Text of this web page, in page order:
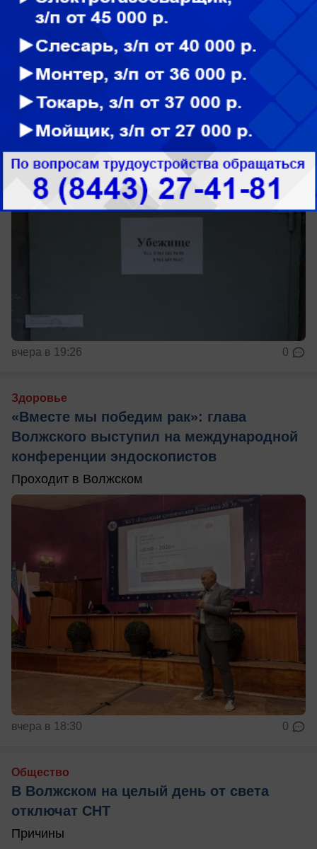
Общество
Администрация Волжского
опубликовала памятку о действиях при
сигнале «Ракетная опасность»
В укратие пойдем?
вчера в 19:26 0
Здоровье
«Вместе мы победим рак»: глава
Волжского выступил на международной
конференции эндоскопистов
Проходит в Волжском
вчера в 18:30 0
Общество
В Волжском на целый день от света
отключат СНТ
Причины